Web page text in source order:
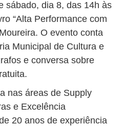
sábado, dia 8, das 14h às
“Alta Performance com
O evento conta
Municipal de Cultura e
e conversa sobre
nas áreas de Supply
e Excelência
20 anos de experiência